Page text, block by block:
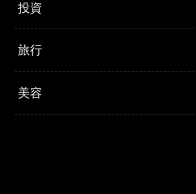
投資
旅行
美容